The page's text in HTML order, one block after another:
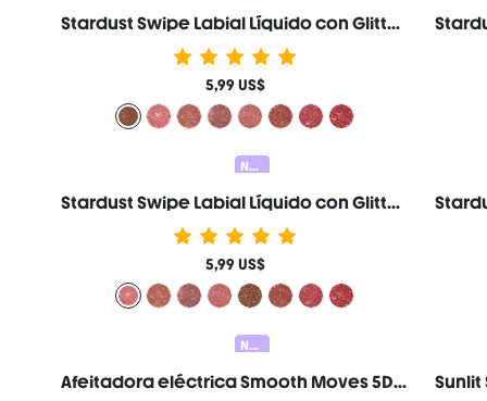
Stardust Swipe Labial Líquido con Glitter-519 Mocha Meteor Gloss Labial Brillo Glitter Instantáneo Acabado Mate de Larga Duración A Prueba de Transferencia y Manchas Marca de Belleza Cosmética Maquillaje para Mujeres y Niñas
5,99 US$
Nuevo
Stardust Swipe Labial Líquido con Glitter-137 Cosmic Pink Gloss Labial Brillo Glitter Instantáneo Acabado Mate de Larga Duración A Prueba de Transferencia y Manchas Marca de Belleza Cosmética Maquillaje para Mujeres y Niñas
5,99 US$
Nuevo
Afeitadora eléctrica Smooth Moves 5D Flash, cabezal de corte flotante de 5 cuchillas de 360° y motor de 4800 rpm, recargable e impermeable IPX7, para uso en seco y húmedo, para rostro y cuerpo femeninos. Regalo Rosa Constituir Playa Festivales Cuidado del cabello Y2K Vacaciones Verano Accesorios para el cabello regreso a la escuela Hogar